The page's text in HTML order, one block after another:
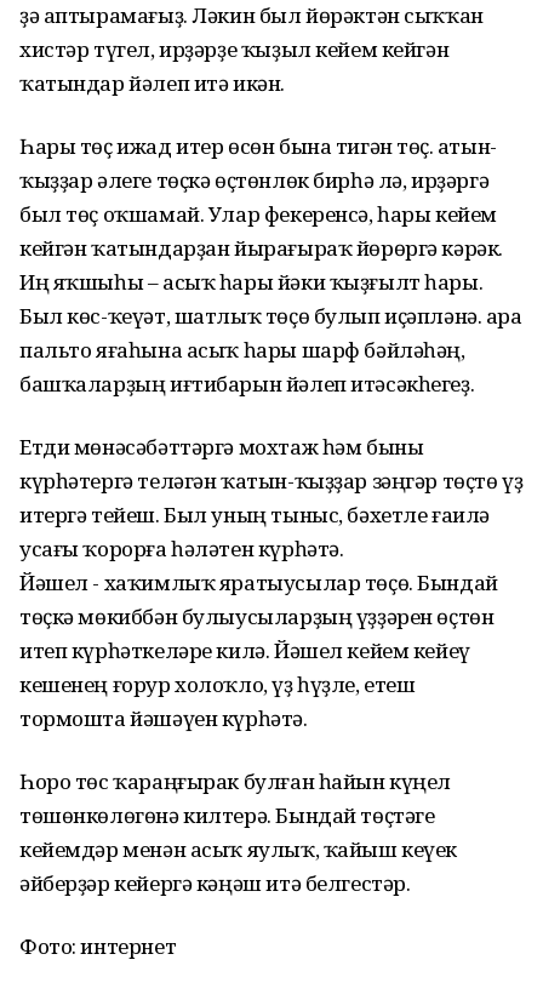
ҙә аптырамағыҙ. Ләкин был йөрәктән сыҡҡан
хистәр түгел, ирҙәрҙе ҡыҙыл кейем кейгән
ҡатындар йәлеп итә икән.
Һары төҫ ижад итер өсөн бына тигән төҫ. Ҡатын-
ҡыҙҙар әлеге төҫкә өҫтөнлөк бирһә лә, ирҙәргә
был төҫ оҡшамай. Улар фекеренсә, һары кейем
кейгән ҡатындарҙан йырағыраҡ йөрөргә кәрәк.
Иң яҡшыһы – асыҡ һары йәки ҡыҙғылт һары.
Был көс-ҡеүәт, шатлыҡ төҫө булып иҫәпләнә. Ҡара
пальто яғаһына асыҡ һары шарф бәйләһәң,
башҡаларҙың иғтибарын йәлеп итәсәкһегеҙ.
Етди мөнәсәбәттәргә мохтаж һәм быны
күрһәтергә теләгән ҡатын-ҡыҙҙар зәңгәр төҫтө үҙ
итергә тейеш. Был уның тыныс, бәхетле ғаилә
усағы ҡорорға һәләтен күрһәтә.
Йәшел - хаҡимлыҡ яратыусылар төҫө. Бындай
төҫкә мөкиббән булыусыларҙың үҙҙәрен өҫтөн
итеп күрһәткеләре килә. Йәшел кейем кейеү
кешенең ғорур холоҡло, үҙ һүҙле, етеш
тормошта йәшәүен күрһәтә.
Һоро төс ҡараңғырак булған һайын күңел
төшөнкөлөгөнә килтерә. Бындай төҫтәге
кейемдәр менән асыҡ яулыҡ, ҡайыш кеүек
әйберҙәр кейергә кәңәш итә белгестәр.
Фото: интернет